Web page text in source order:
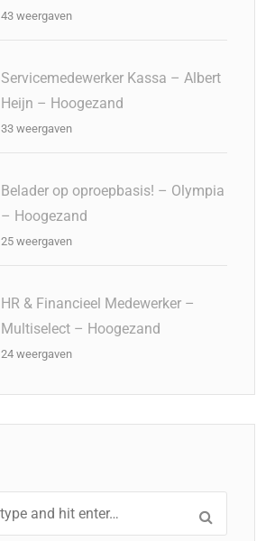
43 weergaven
Servicemedewerker Kassa – Albert
Heijn – Hoogezand
33 weergaven
Belader op oproepbasis! – Olympia
– Hoogezand
25 weergaven
HR & Financieel Medewerker –
Multiselect – Hoogezand
24 weergaven